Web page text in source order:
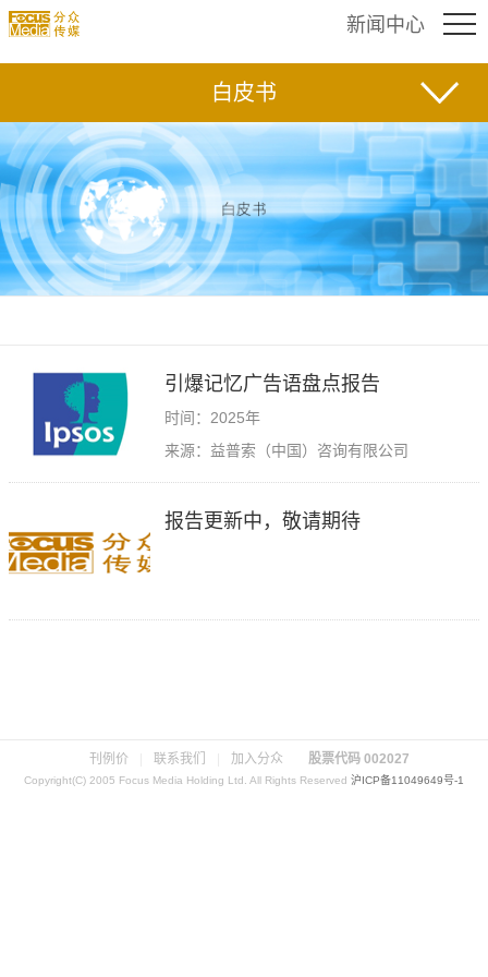
新闻中心
白皮书
引爆记忆广告语盘点报告
时间：2025年
来源：益普索（中国）咨询有限公司
报告更新中，敬请期待
刊例价 联系我们 加入分众 股票代码 002027
Copyright(C) 2005 Focus Media Holding Ltd. All Rights Reserved 沪ICP备11049649号-1